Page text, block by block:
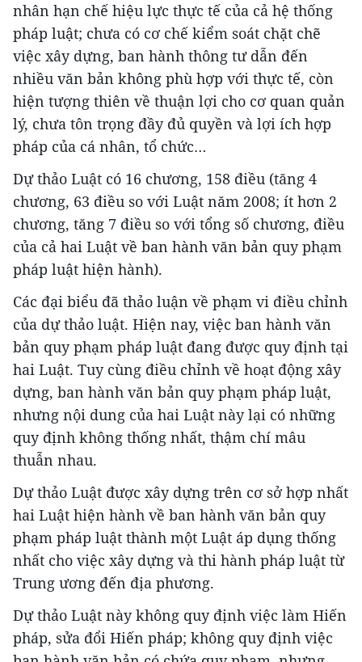
nhân hạn chế hiệu lực thực tế của cả hệ thống
pháp luật; chưa có cơ chế kiểm soát chặt chẽ
việc xây dựng, ban hành thông tư dẫn đến
nhiều văn bản không phù hợp với thực tế, còn
hiện tượng thiên về thuận lợi cho cơ quan quản
lý, chưa tôn trọng đầy đủ quyền và lợi ích hợp
pháp của cá nhân, tổ chức…
Dự thảo Luật có 16 chương, 158 điều (tăng 4
chương, 63 điều so với Luật năm 2008; ít hơn 2
chương, tăng 7 điều so với tổng số chương, điều
của cả hai Luật về ban hành văn bản quy phạm
pháp luật hiện hành).
Các đại biểu đã thảo luận về phạm vi điều chỉnh
của dự thảo luật. Hiện nay, việc ban hành văn
bản quy phạm pháp luật đang được quy định tại
hai Luật. Tuy cùng điều chỉnh về hoạt động xây
dựng, ban hành văn bản quy phạm pháp luật,
nhưng nội dung của hai Luật này lại có những
quy định không thống nhất, thậm chí mâu
thuẫn nhau.
Dự thảo Luật được xây dựng trên cơ sở hợp nhất
hai Luật hiện hành về ban hành văn bản quy
phạm pháp luật thành một Luật áp dụng thống
nhất cho việc xây dựng và thi hành pháp luật từ
Trung ương đến địa phương.
Dự thảo Luật này không quy định việc làm Hiến
pháp, sửa đổi Hiến pháp; không quy định việc